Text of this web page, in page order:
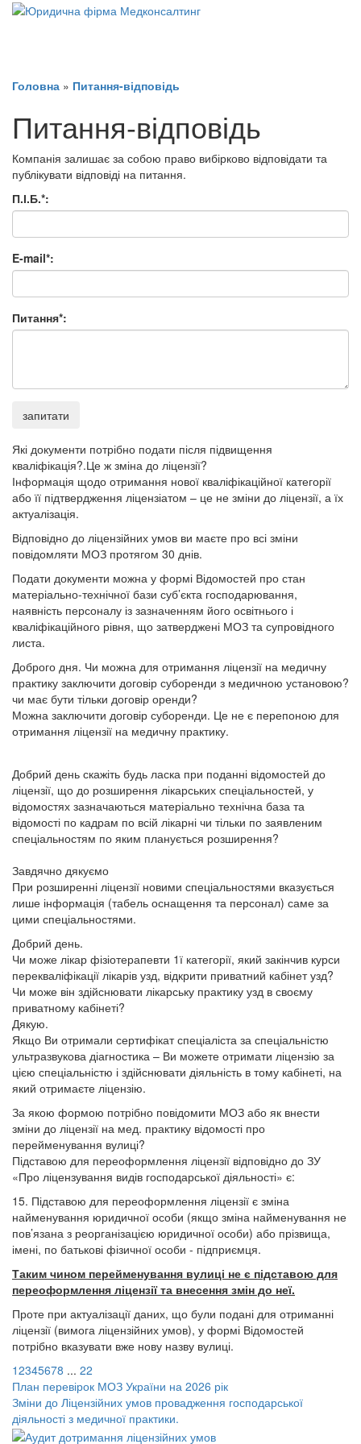
Головна » Питання-відповідь
Питання-відповідь
Компанія залишає за собою право вибірково відповідати та
публікувати відповіді на питання.
П.І.Б.*:
E-mail*:
Питання*:
запитати
Які документи потрібно подати після підвищення
кваліфікація?.Це ж зміна до ліцензії?
Інформація щодо отримання нової кваліфікаційної категорії
або її підтвердження ліцензіатом – це не зміни до ліцензії, а їх
актуалізація.
Відповідно до ліцензійних умов ви маєте про всі зміни
повідомляти МОЗ протягом 30 днів.
Подати документи можна у формі Відомостей про стан
матеріально-технічної бази суб’єкта господарювання,
наявність персоналу із зазначенням його освітнього і
кваліфікаційного рівня, що затверджені МОЗ та супровідного
листа.
Доброго дня. Чи можна для отримання ліцензії на медичну
практику заключити договір суборенди з медичною установою?
чи має бути тільки договір оренди?
Можна заключити договір суборенди. Це не є перепоною для
отримання ліцензії на медичну практику.
Добрий день скажіть будь ласка при поданні відомостей до
ліцензії, що до розширення лікарських спеціальностей, у
відомостях зазначаються матеріально технічна база та
відомості по кадрам по всій лікарні чи тільки по заявленим
спеціальностям по яким планується розширення?
Завдячно дякуємо
При розширенні ліцензії новими спеціальностями вказується
лише інформація (табель оснащення та персонал) саме за
цими спеціальностями.
Добрий день.
Чи може лікар фізіотерапевти 1ї категорії, який закінчив курси
перекваліфікації лікарів узд, відкрити приватний кабінет узд?
Чи може він здійснювати лікарську практику узд в своєму
приватному кабінеті?
Дякую.
Якщо Ви отримали сертифікат спеціаліста за спеціальністю
ультразвукова діагностика – Ви можете отримати ліцензію за
цією спеціальністю і здійснювати діяльність в тому кабінеті, на
який отримаєте ліцензію.
За якою формою потрібно повідомити МОЗ або як внести
зміни до ліцензії на мед. практику відомості про
перейменування вулиці?
Підставою для переоформлення ліцензії відповідно до ЗУ
«Про ліцензування видів господарської діяльності» є:
15. Підставою для переоформлення ліцензії є зміна
найменування юридичної особи (якщо зміна найменування не
пов’язана з реорганізацією юридичної особи) або прізвища,
імені, по батькові фізичної особи - підприємця.
Таким чином перейменування вулиці не є підставою для
переоформлення ліцензії та внесення змін до неї.
Проте при актуалізації даних, що були подані для отриманні
ліцензії (вимога ліцензійних умов), у формі Відомостей
потрібно вказувати вже нову назву вулиці.
12345678 ... 22
План перевірок МОЗ України на 2026 рік
Зміни до Ліцензійних умов провадження господарської
діяльності з медичної практики.